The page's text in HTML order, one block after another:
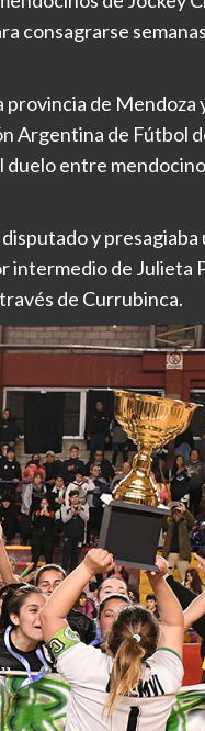
consagrarse
de Mendoza
Argentina de Fútbol
duelo entre
y
intermedio de Julieta
de Currubinca.